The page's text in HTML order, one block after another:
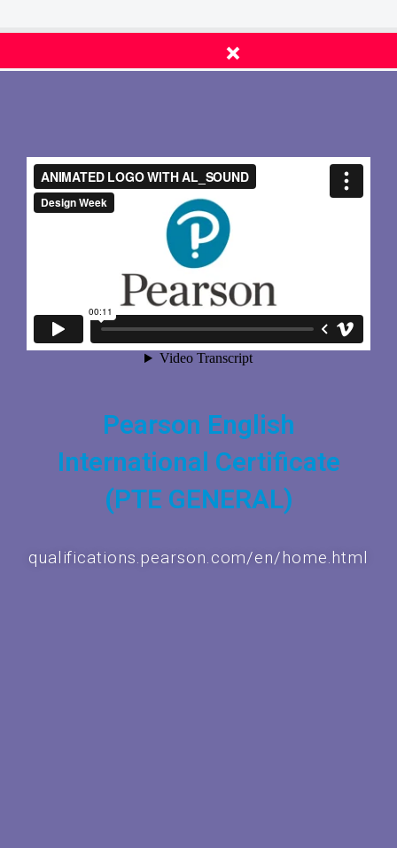
Pearson English
International Certificate
(PTE GENERAL)
qualifications.pearson.com/en/home.html